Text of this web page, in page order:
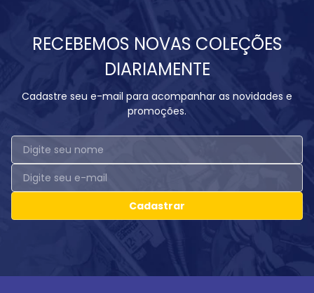
RECEBEMOS NOVAS COLEÇÕES
DIARIAMENTE
Cadastre seu e-mail para acompanhar as novidades e
promoções.
Cadastrar